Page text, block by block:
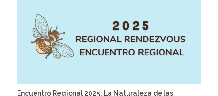
Encuentro Regional 2025: La Naturaleza de las